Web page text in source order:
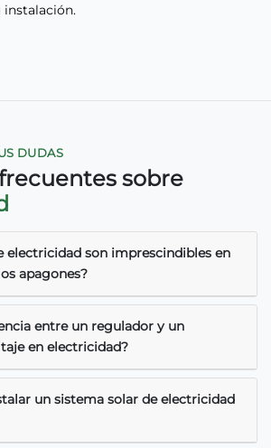
instalación.
DUDAS
sobre
electricidad son imprescindibles en
apagones?
entre un regulador y un
en electricidad?
un sistema solar de electricidad